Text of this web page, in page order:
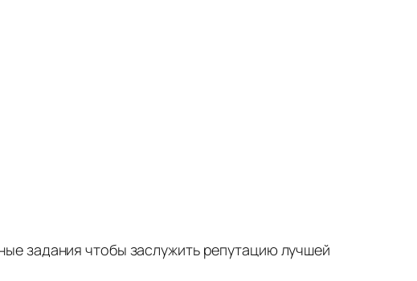
задания чтобы заслужить репутацию лучшей